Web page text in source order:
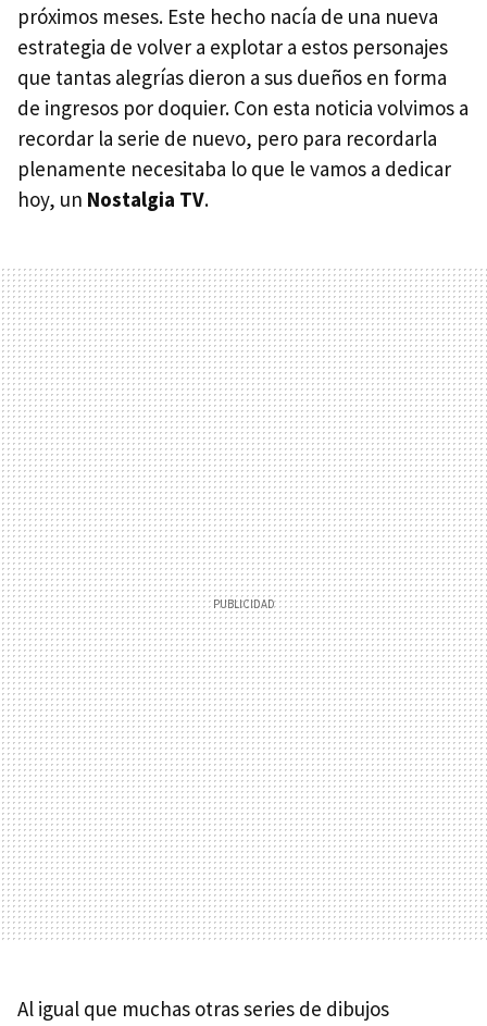
próximos meses. Este hecho nacía de una nueva
estrategia de volver a explotar a estos personajes
que tantas alegrías dieron a sus dueños en forma
de ingresos por doquier. Con esta noticia volvimos a
recordar la serie de nuevo, pero para recordarla
plenamente necesitaba lo que le vamos a dedicar
hoy, un Nostalgia TV.
Al igual que muchas otras series de dibujos